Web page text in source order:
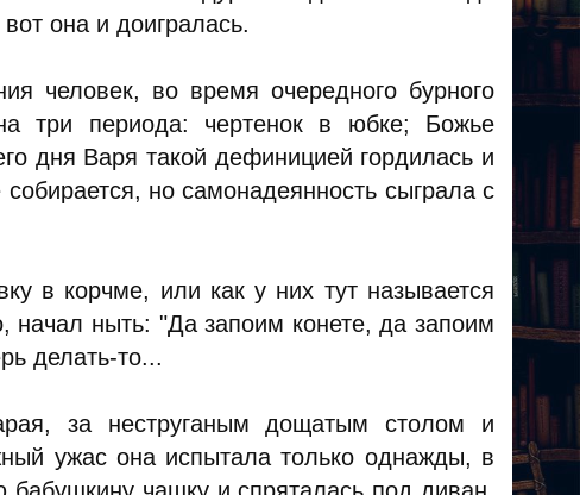
она и доигралась.
человек, во время очередного бурного
три периода: чертенок в юбке; Божье
дня Варя такой дефиницией гордилась и
но самонадеянность сыграла с
в корчме, или как у них тут называется
начал ныть: "Да запоим конете, да запоим
делать-то...
за неструганым дощатым столом и
ужас она испытала только однажды, в